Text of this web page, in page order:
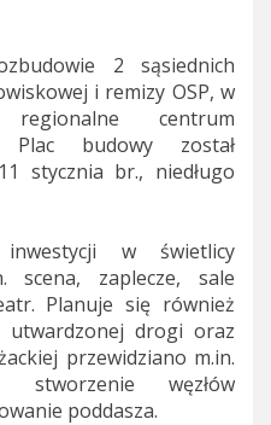
2 sąsiednich
i remizy OSP, w
centrum
Plac budowy został
stycznia br., niedługo
w świetlicy
scena, zaplecze, sale
Planuje się również
utwardzonej drogi oraz
przewidziano m.in.
stworzenie węzłów
poddasza.